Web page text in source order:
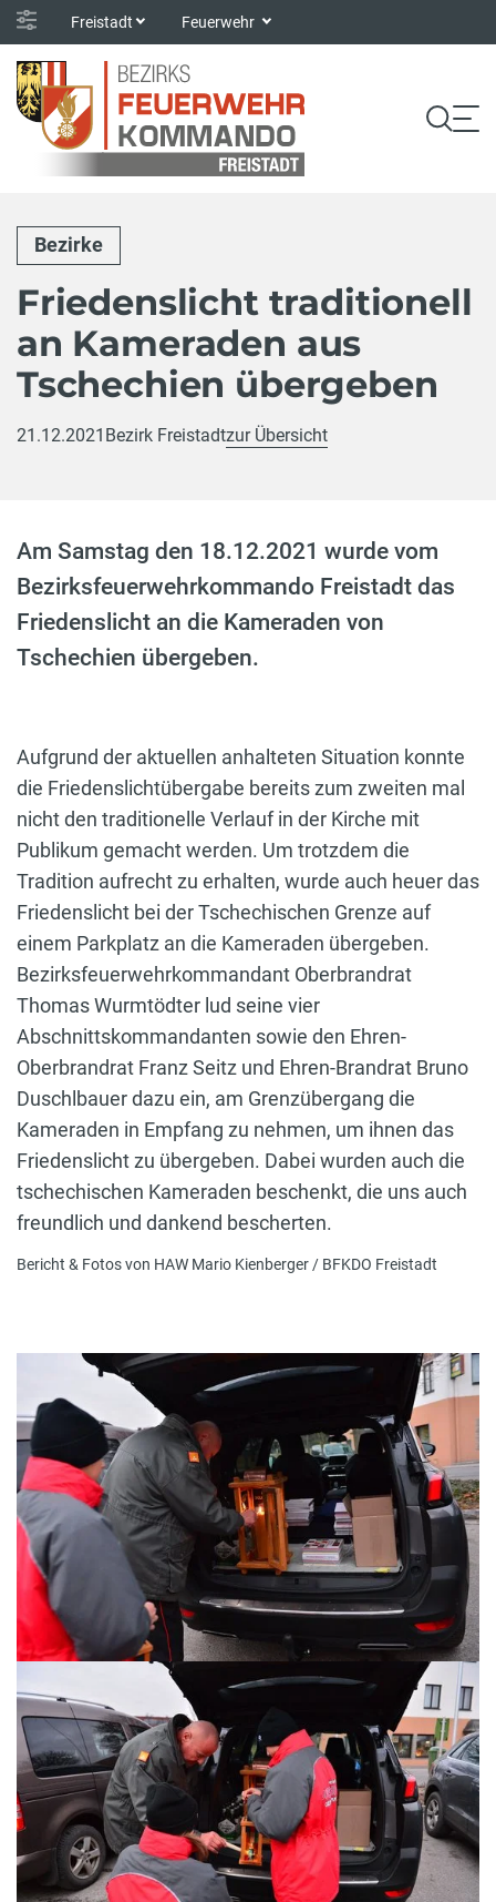
Freistadt Feuerwehr
Bezirke
Friedenslicht traditionell
an Kameraden aus
Tschechien übergeben
21.12.2021 Bezirk Freistadtzur Übersicht
Am Samstag den 18.12.2021 wurde vom
Bezirksfeuerwehrkommando Freistadt das
Friedenslicht an die Kameraden von
Tschechien übergeben.
Aufgrund der aktuellen anhalteten Situation konnte
die Friedenslichtübergabe bereits zum zweiten mal
nicht den traditionelle Verlauf in der Kirche mit
Publikum gemacht werden. Um trotzdem die
Tradition aufrecht zu erhalten, wurde auch heuer das
Friedenslicht bei der Tschechischen Grenze auf
einem Parkplatz an die Kameraden übergeben.
Bezirksfeuerwehrkommandant Oberbrandrat
Thomas Wurmtödter lud seine vier
Abschnittskommandanten sowie den Ehren-
Oberbrandrat Franz Seitz und Ehren-Brandrat Bruno
Duschlbauer dazu ein, am Grenzübergang die
Kameraden in Empfang zu nehmen, um ihnen das
Friedenslicht zu übergeben. Dabei wurden auch die
tschechischen Kameraden beschenkt, die uns auch
freundlich und dankend bescherten.
Bericht & Fotos von HAW Mario Kienberger / BFKDO Freistadt